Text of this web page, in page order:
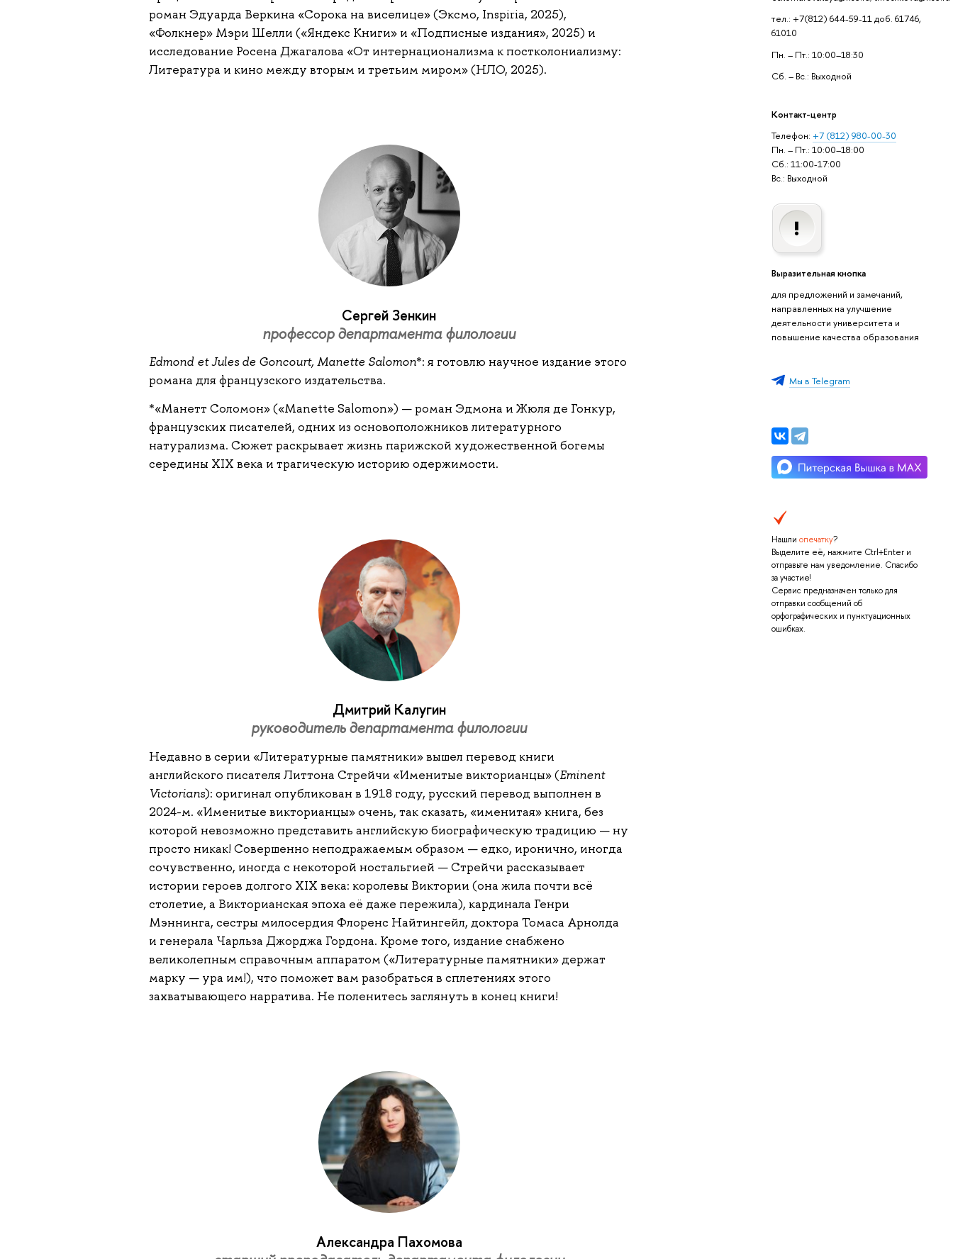
тел.: +7(812) 644-59-11 доб. 61746,
61010
Пн. – Пт.: 10:00–18:30
Сб. – Вс.: Выходной
Контакт-центр
Телефон: +7 (812) 980-00-30
Пн. – Пт.: 10:00–18:00
Сб.: 11:00-17:00
Вс.: Выходной
Выразительная кнопка
для предложений и замечаний,
направленных на улучшение
деятельности университета и
повышение качества образования
Мы в Telegram
Нашли опечатку?
Выделите её, нажмите Ctrl+Enter и
отправьте нам уведомление. Спасибо
за участие!
Сервис предназначен только для
отправки сообщений об
орфографических и пунктуационных
ошибках.
роман Эдуарда Веркина «Сорока на виселице» (Эксмо, Inspiria, 2025),
«Фолкнер» Мэри Шелли («Яндекс Книги» и «Подписные издания», 2025) и
исследование Росена Джагалова «От интернационализма к постколониализму:
Литература и кино между вторым и третьим миром» (НЛО, 2025).
Сергей Зенкин
профессор департамента филологии
Edmond et Jules de Goncourt, Manette Salomon*: я готовлю научное издание этого
романа для французского издательства.
*«Манетт Соломон» («Manette Salomon») — роман Эдмона и Жюля де Гонкур,
французских писателей, одних из основоположников литературного
натурализма. Сюжет раскрывает жизнь парижской художественной богемы
середины XIX века и трагическую историю одержимости.
Дмитрий Калугин
руководитель департамента филологии
Недавно в серии «Литературные памятники» вышел перевод книги
английского писателя Литтона Стрейчи «Именитые викторианцы» (Eminent
Victorians): оригинал опубликован в 1918 году, русский перевод выполнен в
2024-м. «Именитые викторианцы» очень, так сказать, «именитая» книга, без
которой невозможно представить английскую биографическую традицию — ну
просто никак! Совершенно неподражаемым образом — едко, иронично, иногда
сочувственно, иногда с некоторой ностальгией — Стрейчи рассказывает
истории героев долгого XIX века: королевы Виктории (она жила почти всё
столетие, а Викторианская эпоха её даже пережила), кардинала Генри
Мэннинга, сестры милосердия Флоренс Найтингейл, доктора Томаса Арнолда
и генерала Чарльза Джорджа Гордона. Кроме того, издание снабжено
великолепным справочным аппаратом («Литературные памятники» держат
марку — ура им!), что поможет вам разобраться в сплетениях этого
захватывающего нарратива. Не поленитесь заглянуть в конец книги!
Александра Пахомова